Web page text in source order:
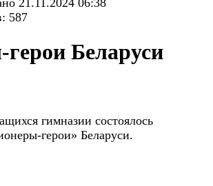
587
Беларуси
гимназии состоялось
герои» Беларуси.